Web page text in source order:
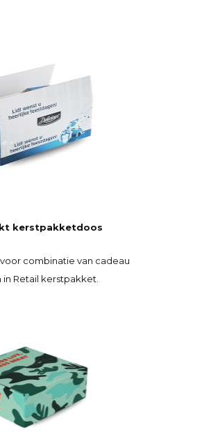
kerstpakketdoos
combinatie van cadeau
Retail kerstpakket.